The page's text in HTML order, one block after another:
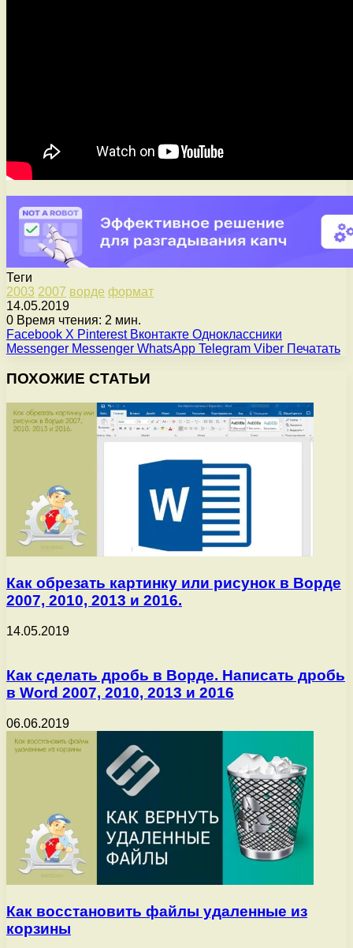
Теги
2003 2007 ворде формат
14.05.2019
0 Время чтения: 2 мин.
Facebook X Pinterest Вконтакте Одноклассники
Messenger Messenger WhatsApp Telegram Viber Печатать
ПОХОЖИЕ СТАТЬИ
Как обрезать картинку или рисунок в Ворде
2007, 2010, 2013 и 2016.
14.05.2019
Как сделать дробь в Ворде. Написать дробь
в Word 2007, 2010, 2013 и 2016
06.06.2019
Как восстановить файлы удаленные из
корзины